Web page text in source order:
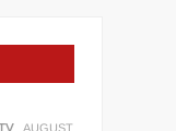
AUGUST